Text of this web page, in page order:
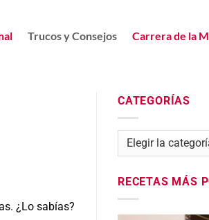
Trucos y Consejos Carrera de la
¿Lo sabías?
CATEGORÍAS
Categorías
RECETAS MÁS